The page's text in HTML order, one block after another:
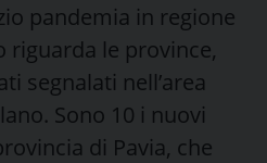
pandemia in regione
riguarda le province,
segnalati nell’area
Sono 10 i nuovi
di Pavia, che